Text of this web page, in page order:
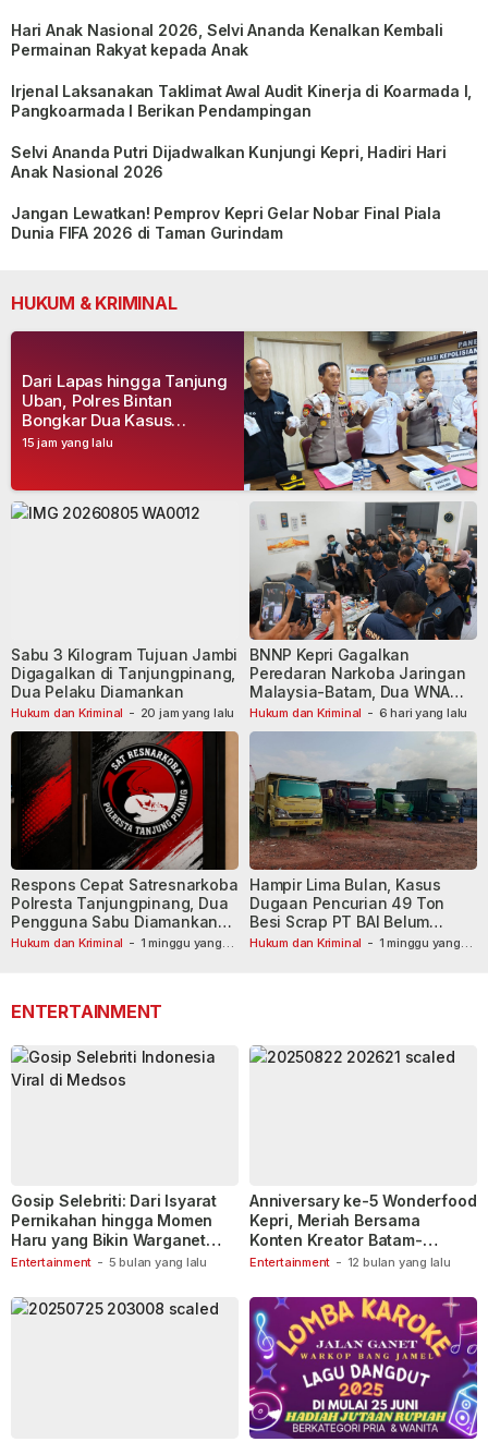
Hari Anak Nasional 2026, Selvi Ananda Kenalkan Kembali
Permainan Rakyat kepada Anak
Irjenal Laksanakan Taklimat Awal Audit Kinerja di Koarmada I,
Pangkoarmada I Berikan Pendampingan
Selvi Ananda Putri Dijadwalkan Kunjungi Kepri, Hadiri Hari
Anak Nasional 2026
Jangan Lewatkan! Pemprov Kepri Gelar Nobar Final Piala
Dunia FIFA 2026 di Taman Gurindam
HUKUM & KRIMINAL
15 jam yang lalu
Dari Lapas hingga Tanjung
Uban, Polres Bintan
Bongkar Dua Kasus
Narkoba, Empat Tersangka
Hukum dan Kriminal - 20 jam yang lalu
Sabu 3 Kilogram Tujuan Jambi
Digagalkan di Tanjungpinang,
Dua Pelaku Diamankan
Hukum dan Kriminal - 6 hari yang lalu
BNNP Kepri Gagalkan
Peredaran Narkoba Jaringan
Malaysia-Batam, Dua WNA
Masih Diburu
Hukum dan Kriminal - 1 minggu yang
Respons Cepat Satresnarkoba
Polresta Tanjungpinang, Dua
Pengguna Sabu Diamankan
Usai Dilaporkan ke Call Center
Hukum dan Kriminal - 1 minggu yang
Hampir Lima Bulan, Kasus
Dugaan Pencurian 49 Ton
Besi Scrap PT BAI Belum
Tetapkan Tersangka
ENTERTAINMENT
Entertainment - 5 bulan yang lalu
Gosip Selebriti: Dari Isyarat
Pernikahan hingga Momen
Haru yang Bikin Warganet
Berspekulasi
Entertainment - 12 bulan yang lalu
Anniversary ke-5 Wonderfood
Kepri, Meriah Bersama
Konten Kreator Batam-
Tanjungpinang